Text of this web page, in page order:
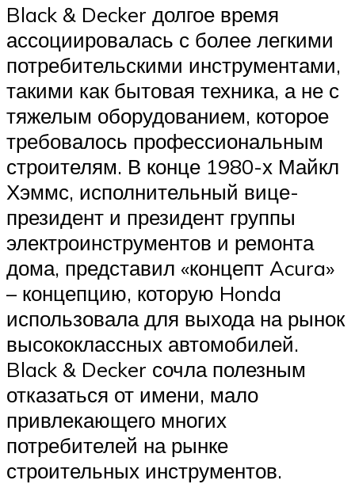
Black & Decker долгое время
ассоциировалась с более легкими
потребительскими инструментами,
такими как бытовая техника, а не с
тяжелым оборудованием, которое
требовалось профессиональным
строителям. В конце 1980-х Майкл
Хэммс, исполнительный вице-
президент и президент группы
электроинструментов и ремонта
дома, представил «концепт Acura»
– концепцию, которую Honda
использовала для выхода на рынок
высококлассных автомобилей.
Black & Decker сочла полезным
отказаться от имени, мало
привлекающего многих
потребителей на рынке
строительных инструментов.